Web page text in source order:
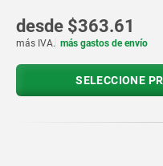
desde $363.61
más IVA. más gastos de envío
SELECCIONE